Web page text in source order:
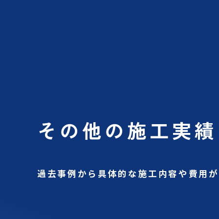
その他の施工実績
過去事例から具体的な施工内容や費用